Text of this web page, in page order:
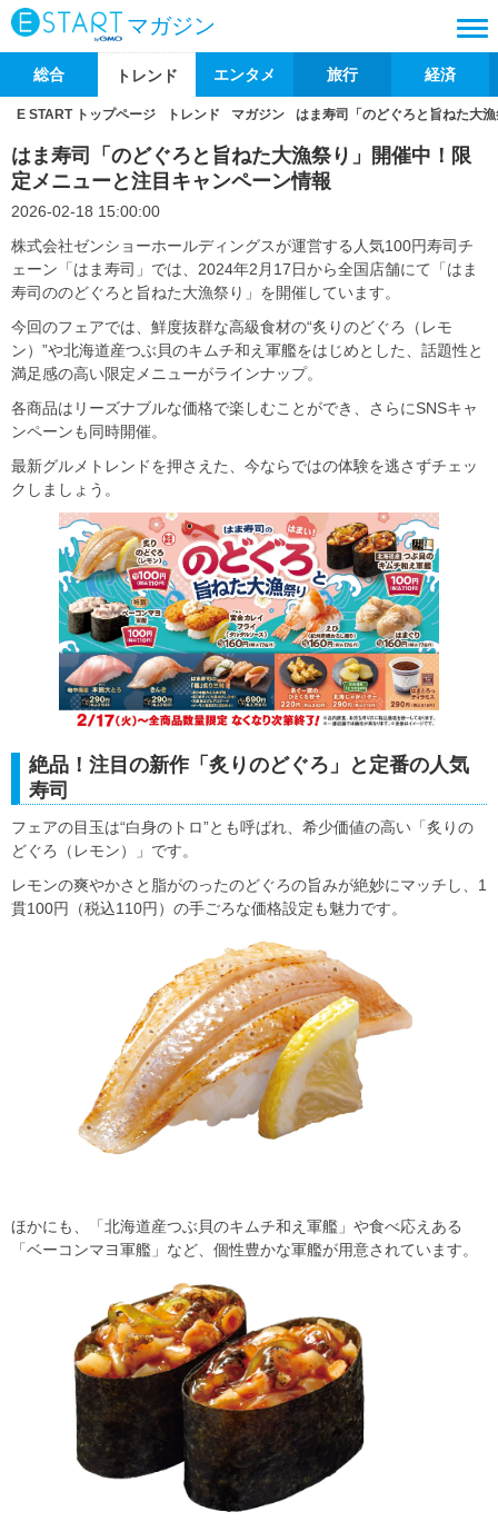
マガジン
総合 トレンド エンタメ 旅行 経済
E START トップページ トレンド マガジン はま寿司「のどぐろと旨ねた大
はま寿司「のどぐろと旨ねた大漁祭り」開催中！限
定メニューと注目キャンペーン情報
2026-02-18 15:00:00
株式会社ゼンショーホールディングスが運営する人気100円寿司チ
ェーン「はま寿司」では、2024年2月17日から全国店舗にて「はま
寿司ののどぐろと旨ねた大漁祭り」を開催しています。
今回のフェアでは、鮮度抜群な高級食材の“炙りのどぐろ（レモ
ン）”や北海道産つぶ貝のキムチ和え軍艦をはじめとした、話題性と
満足感の高い限定メニューがラインナップ。
各商品はリーズナブルな価格で楽しむことができ、さらにSNSキャ
ンペーンも同時開催。
最新グルメトレンドを押さえた、今ならではの体験を逃さずチェッ
クしましょう。
絶品！注目の新作「炙りのどぐろ」と定番の人気
寿司
フェアの目玉は“白身のトロ”とも呼ばれ、希少価値の高い「炙りの
どぐろ（レモン）」です。
レモンの爽やかさと脂がのったのどぐろの旨みが絶妙にマッチし、1
貫100円（税込110円）の手ごろな価格設定も魅力です。
ほかにも、「北海道産つぶ貝のキムチ和え軍艦」や食べ応えある
「ベーコンマヨ軍艦」など、個性豊かな軍艦が用意されています。